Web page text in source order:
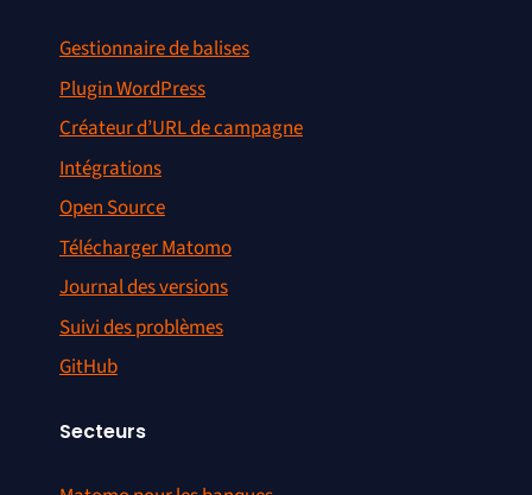
Gestionnaire de balises
Plugin WordPress
Créateur d’URL de campagne
Intégrations
Open Source
Télécharger Matomo
Journal des versions
Suivi des problèmes
GitHub
Secteurs